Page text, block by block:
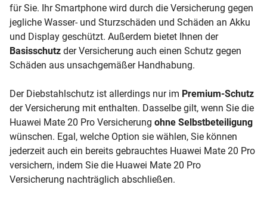
für Sie. Ihr Smartphone wird durch die Versicherung gegen
jegliche Wasser- und Sturzschäden und Schäden an Akku
und Display geschützt. Außerdem bietet Ihnen der
Basisschutz der Versicherung auch einen Schutz gegen
Schäden aus unsachgemäßer Handhabung.
Der Diebstahlschutz ist allerdings nur im Premium-Schutz
der Versicherung mit enthalten. Dasselbe gilt, wenn Sie die
Huawei Mate 20 Pro Versicherung ohne Selbstbeteiligung
wünschen. Egal, welche Option sie wählen, Sie können
jederzeit auch ein bereits gebrauchtes Huawei Mate 20 Pro
versichern, indem Sie die Huawei Mate 20 Pro
Versicherung nachträglich abschließen.